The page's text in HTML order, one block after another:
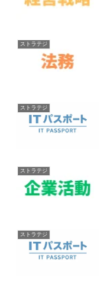
ストラテジ
ストラテジ
ストラテジ
ストラテジ